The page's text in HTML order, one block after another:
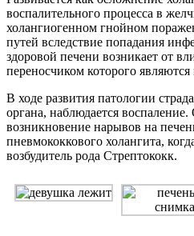
воспалительного процесса в
холангиогенном гнойном
путей вследствие попадания
здоровой печени возникает от
переносчиком которого
В ходе развития патологии
органа, наблюдается
возникновение нарывов на
пневмококкового холангита,
возбудитель рода Стрептококк.